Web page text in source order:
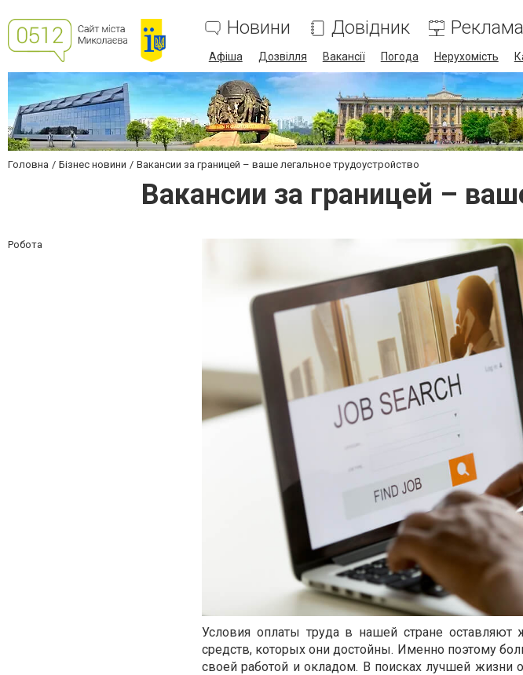
Новини Довідник Реклама
Афіша Дозвілля Вакансії Погода Нерухомість
Головна Бізнес новини Вакансии за границей – ваше легальное трудоустройство
Вакансии за границей –
Робота
Условия оплаты труда в нашей стране
средств, которых они достойны. Именно поэтому
своей работой и окладом. В поисках лучшей жизни